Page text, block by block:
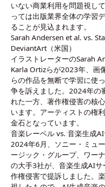
いない商業利用を問題視し
っては出版業界全体の学習
ることが見込まれます。
Sarah Andersen et al. vs.
DeviantArt（米国）
イラストレーターのSarah
Karla Ortizらが2023年、画
らの作品を無断で学習に使
争を訴えました。2024年の
れた一方、著作権侵害の核
います。アーティストの権
金石となっています。
音楽レーベル vs. 音楽生成AI
2024年6月、ソニー・ミュ
ージック・グループ、ワー
の大手3社が、音楽生成AI
作権侵害で提訴しました。